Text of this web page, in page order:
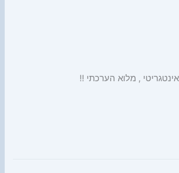
, מלוא הערכתי !!